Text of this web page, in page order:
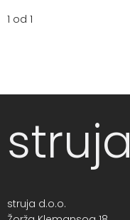
1 od 1
struja
struja d.o.o.